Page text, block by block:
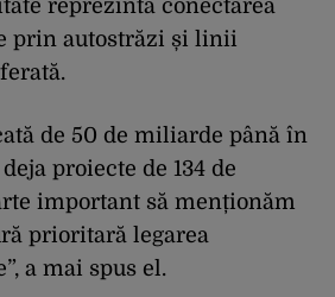
reprezintă conectarea
prin autostrăzi și linii
de 50 de miliarde până în
proiecte de 134 de
important să menționăm
prioritară legarea
a mai spus el.